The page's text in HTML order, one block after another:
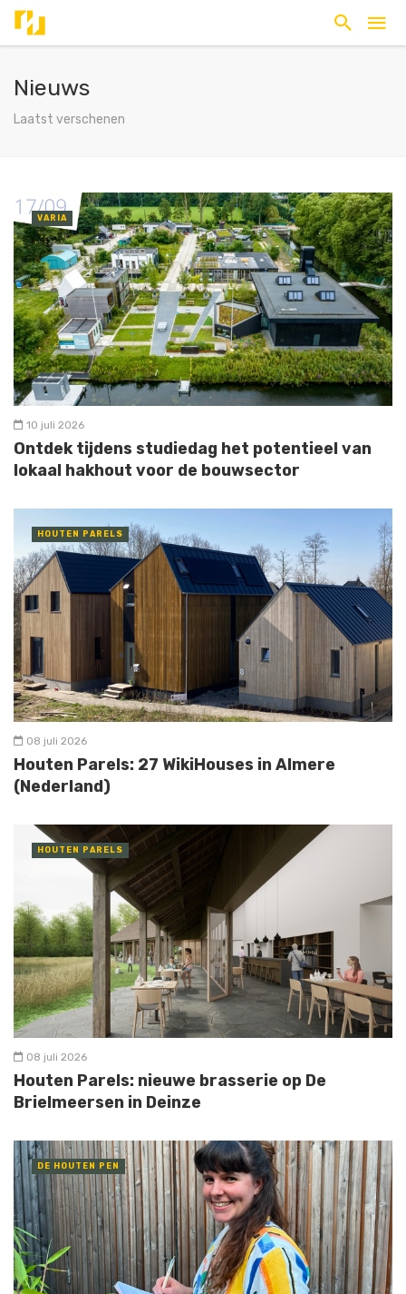
Nieuws
Laatst verschenen
VARIA
10 juli 2026
Ontdek tijdens studiedag het potentieel van
lokaal hakhout voor de bouwsector
HOUTEN PARELS
08 juli 2026
Houten Parels: 27 WikiHouses in Almere
(Nederland)
HOUTEN PARELS
08 juli 2026
Houten Parels: nieuwe brasserie op De
Brielmeersen in Deinze
DE HOUTEN PEN